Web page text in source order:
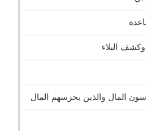
وكشف البلاء
المال والذين يحرسهم المال